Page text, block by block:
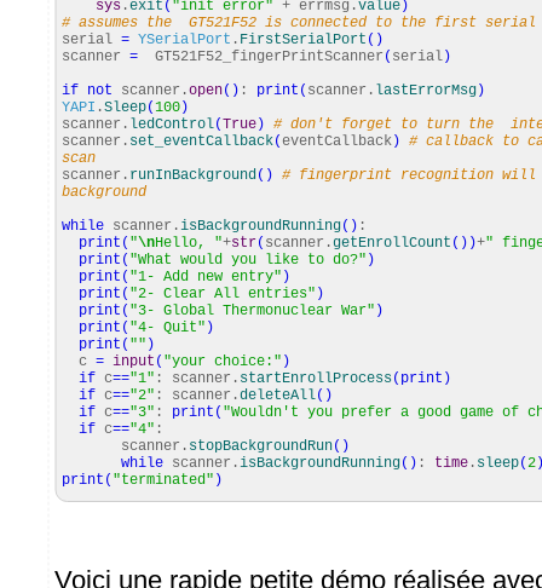
sys .exit ( "init error" + errmsg.value )
# assumes the GT521F52 is connected to the first
serial = YSerialPort . FirstSerialPort ( )
scanner = GT521F52_fingerPrintScanner ( serial )
if not scanner.open( ) : print ( scanner. lastErrorMsg )
YAPI .Sleep(100 )
scanner. ledControl(True ) # don't forget to turn the
scanner. set_eventCallback(eventCallback ) # callback to
scan
scanner. runInBackground( ) # fingerprint recognition
background
while scanner.isBackgroundRunning( ) :
print ( "\nHello, "+str( scanner.getEnrollCount ( ) )+"
print ( "What would you like to do?" )
print ( "1- Add new entry" )
print ( "2- Clear All entries" )
print ( "3- Global Thermonuclear War" )
print ( "4- Quit" )
print ( "" )
c = input ( "your choice:" )
if c=="1" : scanner. startEnrollProcess( print )
if c=="2" : scanner.deleteAll( )
if c=="3" : print ( "Wouldn't you prefer a good game of
if c=="4" :
scanner. stopBackgroundRun( )
while scanner.isBackgroundRunning( ) : time . sleep(2
print ( "terminated" )
Voici une rapide petite démo réalisée